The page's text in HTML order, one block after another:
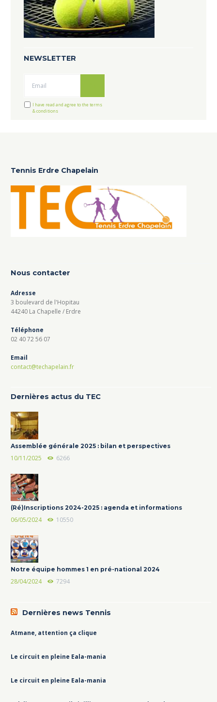
NEWSLETTER
I have read and agree to the terms
& conditions
Tennis Erdre Chapelain
Nous contacter
Adresse
3 boulevard de l'Hopitau
44240 La Chapelle / Erdre
Téléphone
02 40 72 56 07
Email
contact@techapelain.fr
Dernières actus du TEC
Assemblée générale 2025 : bilan et perspectives
10/11/2025 6266
(Ré)Inscriptions 2024-2025 : agenda et informations
06/05/2024 10550
Notre équipe hommes 1 en pré-national 2024
28/04/2024 7294
Dernières news Tennis
Atmane, attention ça clique
Le circuit en pleine Eala-mania
Le circuit en pleine Eala-mania